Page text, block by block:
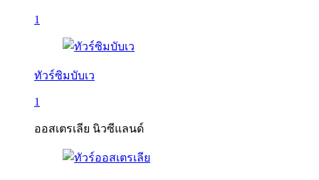
1
ทัวร์ซิมบับเว
1
ออสเตรเลีย นิวซีแลนด์